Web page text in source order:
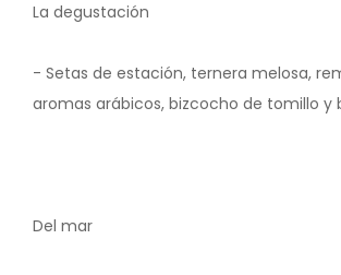
La degustación
- Setas de estación, ternera melosa,
aromas arábicos, bizcocho de tomillo y
Del mar